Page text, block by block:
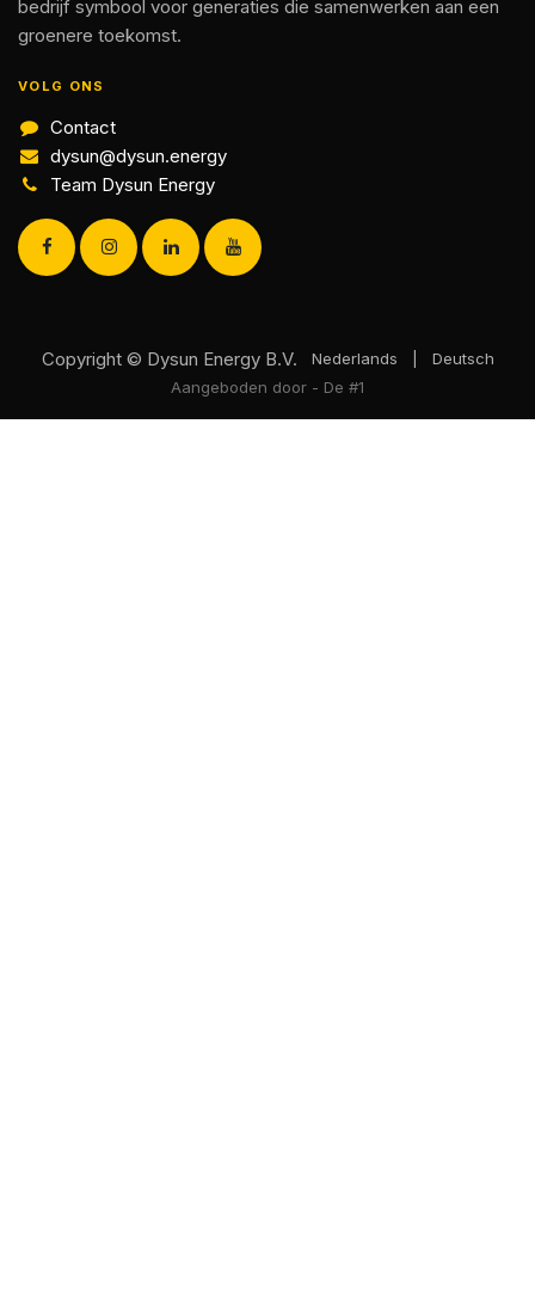
bedrijf symbool voor generaties die samenwerken aan een
groenere toekomst.
VOLG ONS
Contact
dysun@dysun.energy
Team Dysun Energy
Copyright © Dysun Energy B.V. Nederlands
Deutsch
Aangeboden door - De #1